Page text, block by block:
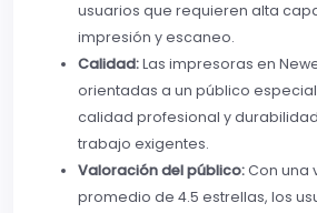
usuarios que requieren alta
impresión y escaneo.
Calidad:Las impresoras en
orientadas a un público
calidad profesional y
trabajo exigentes.
Valoración del público:Con una
promedio de 4.5 estrellas, los